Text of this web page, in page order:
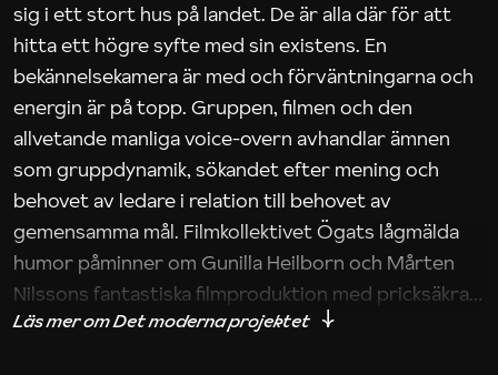
sig i ett stort hus på landet. De är alla där för att
hitta ett högre syfte med sin existens. En
bekännelsekamera är med och förväntningarna och
energin är på topp. Gruppen, filmen och den
allvetande manliga voice-overn avhandlar ämnen
som gruppdynamik, sökandet efter mening och
behovet av ledare i relation till behovet av
gemensamma mål. Filmkollektivet Ögats lågmälda
humor påminner om Gunilla Heilborn och Mårten
Nilssons fantastiska filmproduktion med pricksäkra
iakttagelser om hur svårt det kan vara att omsätta